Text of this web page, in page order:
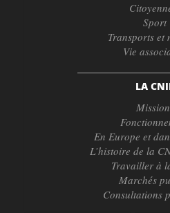
Sport
Transports et
Vie
LA
En Europe et
L’histoire de la
Travailler à
Marchés
Consultations